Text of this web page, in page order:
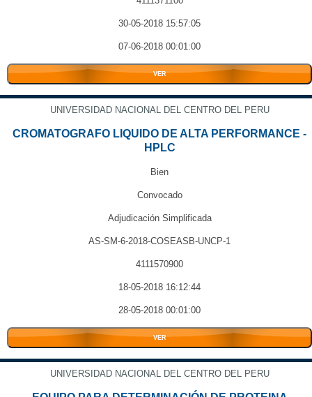
30-05-2018 15:57:05
07-06-2018 00:01:00
VER
UNIVERSIDAD NACIONAL DEL CENTRO DEL PERU
CROMATOGRAFO LIQUIDO DE ALTA PERFORMANCE -
HPLC
Bien
Convocado
Adjudicación Simplificada
AS-SM-6-2018-COSEASB-UNCP-1
4111570900
18-05-2018 16:12:44
28-05-2018 00:01:00
VER
UNIVERSIDAD NACIONAL DEL CENTRO DEL PERU